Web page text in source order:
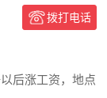
拨打电话
后涨工资，地点